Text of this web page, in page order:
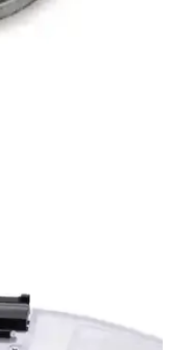
şık tasarımı ve sessiz
bir dokunuş katıyor,
çıkıyor.